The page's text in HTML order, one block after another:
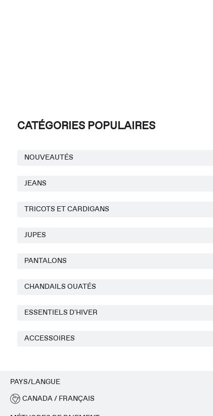
CATÉGORIES POPULAIRES
NOUVEAUTÉS
JEANS
TRICOTS ET CARDIGANS
JUPES
PANTALONS
CHANDAILS OUATÉS
ESSENTIELS D'HIVER
ACCESSOIRES
PAYS/LANGUE
CANADA / FRANÇAIS